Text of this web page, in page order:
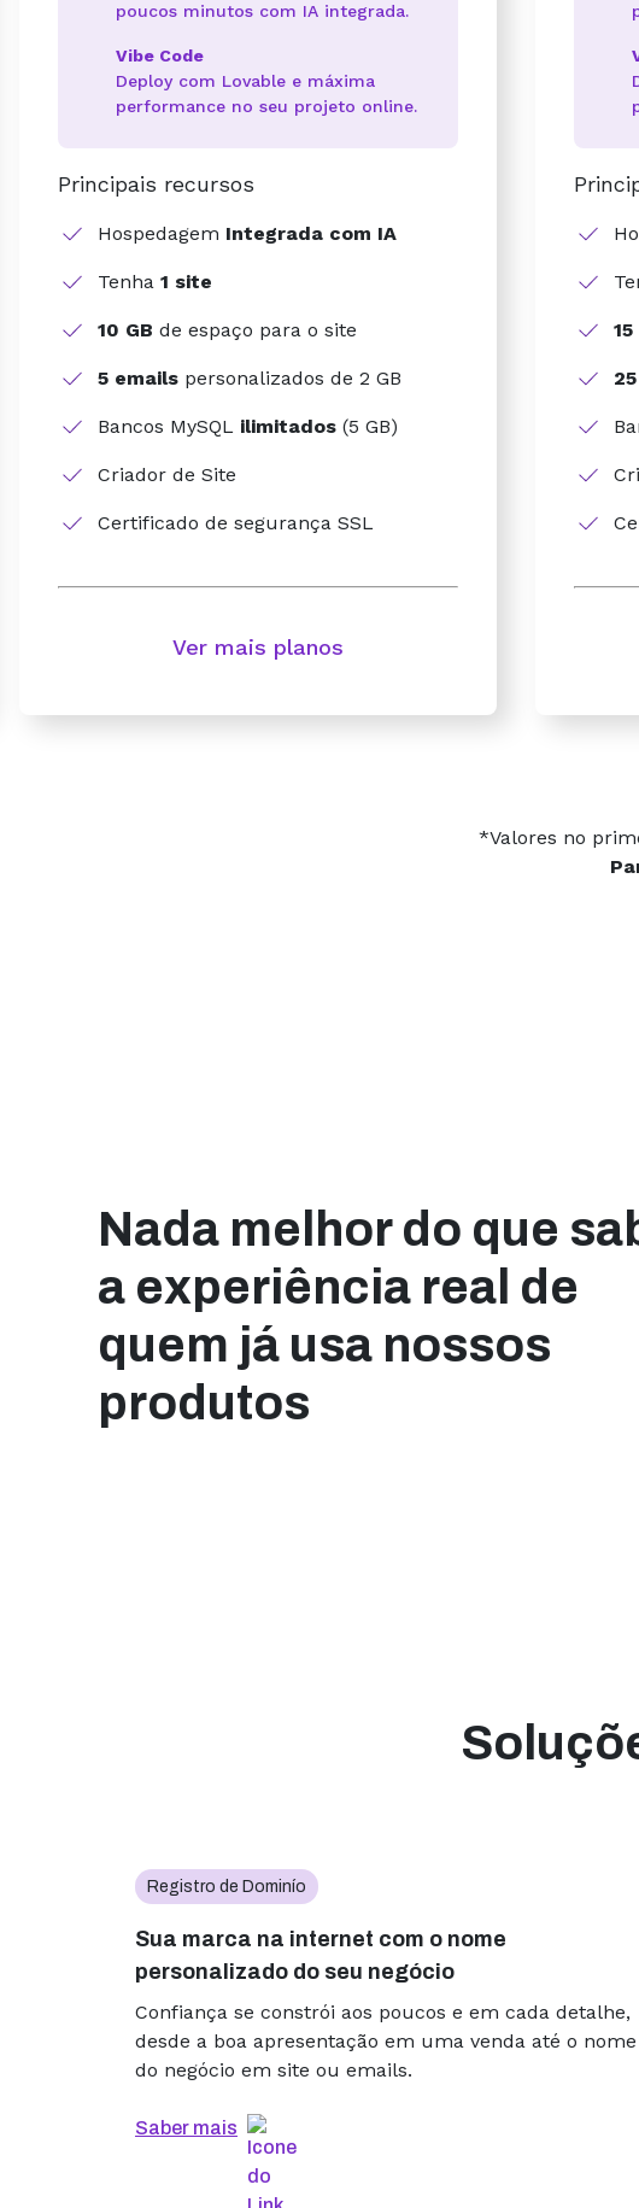
poucos minutos com IA integrada.
Vibe Code
Deploy com Lovable e máxima
performance no seu projeto online.
Principais recursos
Hospedagem Integrada com IA
Tenha 1 site
10 GB de espaço para o site
5 emails personalizados de 2 GB
Bancos MySQL ilimitados (5 GB)
Criador de Site
Certificado de segurança SSL
Ver mais planos
15
*Valores no
Nada melhor do que
a experiência real de
quem já usa nossos
produtos
Registro de Dominío
Sua marca na internet com o nome
personalizado do seu negócio
Confiança se constrói aos poucos e em cada detalhe,
desde a boa apresentação em uma venda até o nome
do negócio em site ou emails.
Saber mais